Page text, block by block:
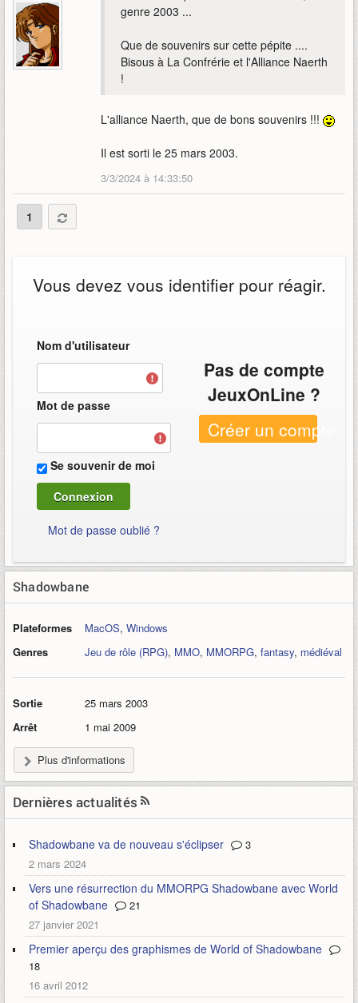
genre 2003 ...
Que de souvenirs sur cette pépite ....
Bisous à La Confrérie et l'Alliance Naerth
!
L'alliance Naerth, que de bons souvenirs !!!
Il est sorti le 25 mars 2003.
3/3/2024 à 14:33:50
1
Vous devez vous identifier pour réagir.
Nom d'utilisateur
Mot de passe
Se souvenir de moi
Mot de passe oublié ?
Pas de compte
JeuxOnLine ?
Créer un compte
Shadowbane
Plateformes MacOS, Windows
Genres
Jeu de rôle (RPG), MMO, MMORPG, fantasy, médiéval
Sortie
25 mars 2003
Arrêt
1 mai 2009
Plus d'informations
Dernières actualités
Shadowbane va de nouveau s'éclipser
3
2 mars 2024
Vers une résurrection du MMORPG Shadowbane avec World
of Shadowbane
21
27 janvier 2021
Premier aperçu des graphismes de World of Shadowbane
18
16 avril 2012